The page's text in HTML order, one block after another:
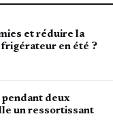
et réduire la
en été ?
deux
un ressortissant